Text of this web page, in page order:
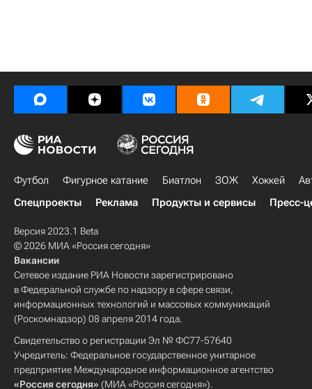
Футбол Фигурное катание Биатлон ЗОЖ Хоккей
Спецпроекты
Реклама Продукты и сервисы Пресс-
Версия 2023.1 Beta
© 2026 МИА «Россия сегодня»
Вакансии
Сетевое издание РИА Новости зарегистрировано
в Федеральной службе по надзору в сфере связи,
информационных технологий и массовых коммуникаций
(Роскомнадзор) 08 апреля 2014 года.
Свидетельство о регистрации Эл № ФС77-57640
Учредитель: Федеральное государственное унитарное
предприятие Международное информационное агентство
«Россия сегодня» (МИА «Россия сегодня»).